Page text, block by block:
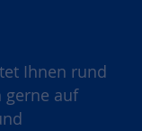
Ihnen rund
gerne auf